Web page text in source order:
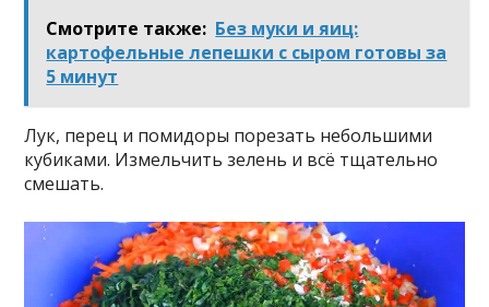
Смотрите также: Без муки и яиц:
картофельные лепешки с сыром готовы за
5 минут
Лук, перец и помидоры порезать небольшими
кубиками. Измельчить зелень и всё тщательно
смешать.